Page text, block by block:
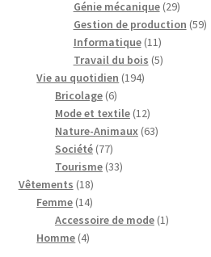
produits
Génie mécanique 2929
produits
Gestion de production 5959
Informatique 1111
produits
Travail du bois 55
Vie au quotidien 194194
Bricolage 66
produits
Mode et textile 1212
produits
Nature-Animaux 6363
Société 7777
produits
Tourisme 3333
Vêtements 1818
produits
Femme 1414
produits
Accessoire de mode 11
Homme 44